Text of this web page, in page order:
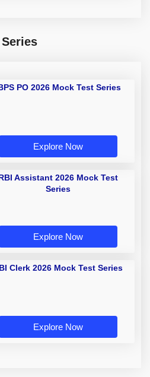
PO 2026 Mock Test Series
Explore Now
Assistant 2026 Mock Test
Series
Explore Now
Clerk 2026 Mock Test Series
Explore Now